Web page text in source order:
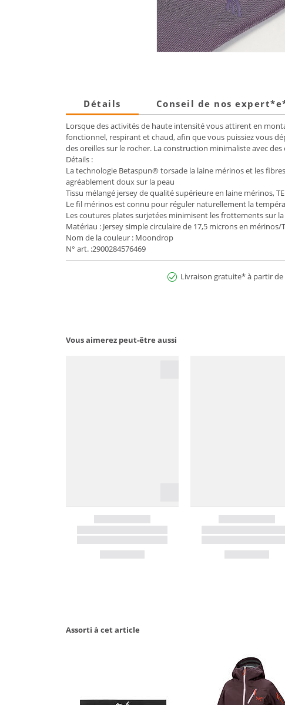
Détails Conseil de nos
Lorsque des activités de haute intensité vous attirent en
fonctionnel, respirant et chaud, afin que vous puissiez vous
des oreilles sur le rocher. La construction minimaliste avec
Détails :
La technologie Betaspun® torsade la laine mérinos et les
agréablement doux sur la peau
Tissu mélangé jersey de qualité supérieure en laine mérinos,
Le fil mérinos est connu pour réguler naturellement la
Les coutures plates surjetées minimisent les frottements sur
Matériau : Jersey simple circulaire de 17,5 microns en
Nom de la couleur : Moondrop
N° art. :2900284576469
Livraison gratuite* à partir de
Vous aimerez peut-être aussi
Assorti à cet article